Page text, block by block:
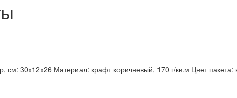
30х12х26 Материал: крафт коричневый, 170 г/кв.м Цвет пакета: